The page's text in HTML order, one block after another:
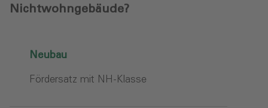
Nichtwohngebäude?
Neubau
Fördersatz mit NH-Klasse